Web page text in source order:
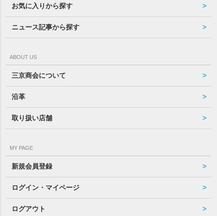
お気に入りから探す
ニュース記事から探す
ABOUT US
三京商会について
沿革
取り扱い店舗
MY PAGE
新規会員登録
ログイン・マイページ
ログアウト